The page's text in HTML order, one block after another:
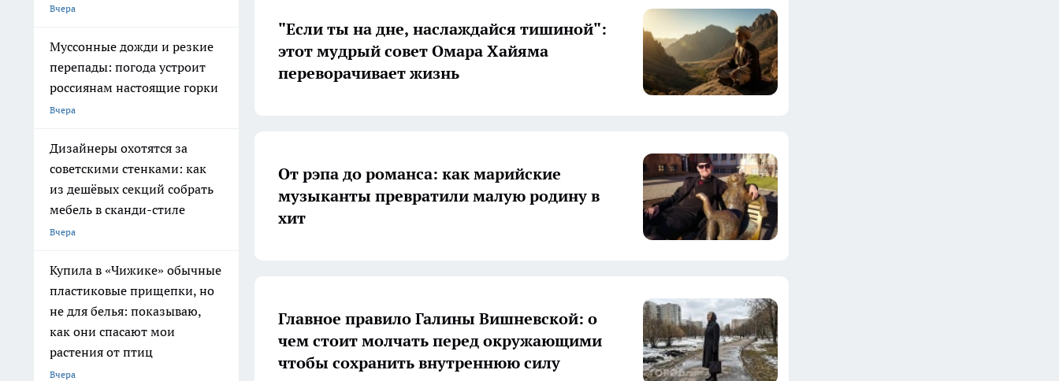
Вчера
Муссонные дожди и резкие
перепады: погода устроит
россиянам настоящие горки
Вчера
Дизайнеры охотятся за
советскими стенками: как
из дешёвых секций собрать
мебель в сканди-стиле
Вчера
Купила в «Чижике» обычные
пластиковые прищепки, но
не для белья: показываю,
как они спасают мои
растения от птиц
Вчера
"Если ты на дне, наслаждайся тишиной":
этот мудрый совет Омара Хайяма
переворачивает жизнь
От рэпа до романса: как марийские
музыканты превратили малую родину в
хит
Главное правило Галины Вишневской: о
чем стоит молчать перед окружающими
чтобы сохранить внутреннюю силу